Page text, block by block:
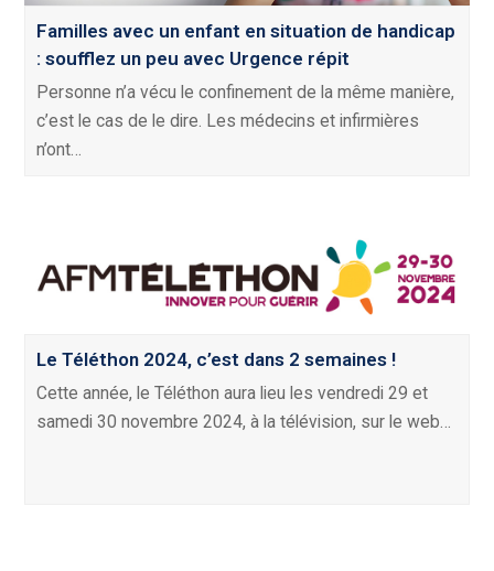
Familles avec un enfant en situation de handicap
: soufflez un peu avec Urgence répit
Personne n’a vécu le confinement de la même manière,
c’est le cas de le dire. Les médecins et infirmières
n’ont…
Le Téléthon 2024, c’est dans 2 semaines !
Cette année, le Téléthon aura lieu les vendredi 29 et
samedi 30 novembre 2024, à la télévision, sur le web…